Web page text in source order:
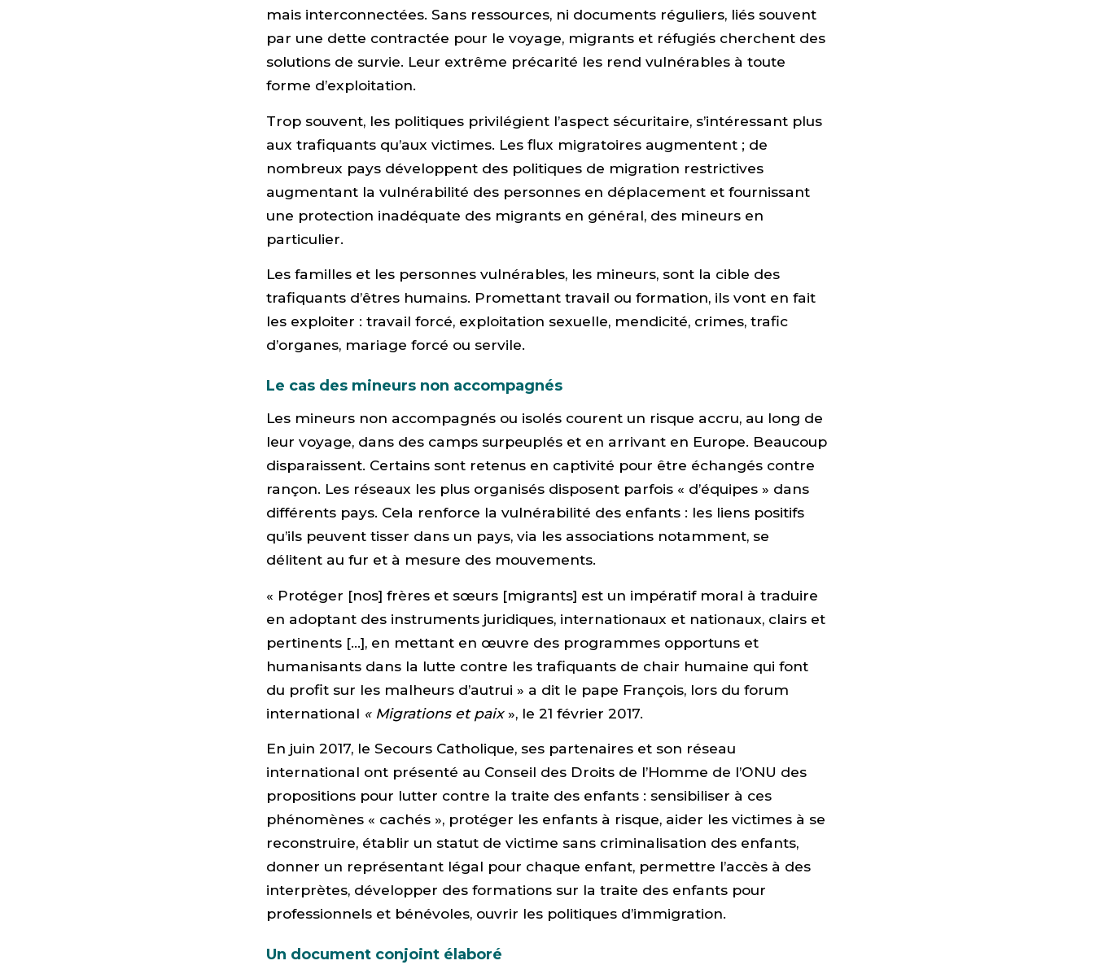
mais interconnectées. Sans ressources, ni documents réguliers, liés souvent
par une dette contractée pour le voyage, migrants et réfugiés cherchent des
solutions de survie. Leur extrême précarité les rend vulnérables à toute
forme d’exploitation.
Trop souvent, les politiques privilégient l’aspect sécuritaire, s’intéressant plus
aux trafiquants qu’aux victimes. Les flux migratoires augmentent ; de
nombreux pays développent des politiques de migration restrictives
augmentant la vulnérabilité des personnes en déplacement et fournissant
une protection inadéquate des migrants en général, des mineurs en
particulier.
Les familles et les personnes vulnérables, les mineurs, sont la cible des
trafiquants d’êtres humains. Promettant travail ou formation, ils vont en fait
les exploiter : travail forcé, exploitation sexuelle, mendicité, crimes, trafic
d’organes, mariage forcé ou servile.
Le cas des mineurs non accompagnés
Les mineurs non accompagnés ou isolés courent un risque accru, au long de
leur voyage, dans des camps surpeuplés et en arrivant en Europe. Beaucoup
disparaissent. Certains sont retenus en captivité pour être échangés contre
rançon. Les réseaux les plus organisés disposent parfois « d’équipes » dans
différents pays. Cela renforce la vulnérabilité des enfants : les liens positifs
qu’ils peuvent tisser dans un pays, via les associations notamment, se
délitent au fur et à mesure des mouvements.
« Protéger [nos] frères et sœurs [migrants] est un impératif moral à traduire
en adoptant des instruments juridiques, internationaux et nationaux, clairs et
pertinents […], en mettant en œuvre des programmes opportuns et
humanisants dans la lutte contre les trafiquants de chair humaine qui font
du profit sur les malheurs d’autrui » a dit le pape François, lors du forum
international « Migrations et paix», le 21 février 2017.
En juin 2017, le Secours Catholique, ses partenaires et son réseau
international ont présenté au Conseil des Droits de l’Homme de l’ONU des
propositions pour lutter contre la traite des enfants : sensibiliser à ces
phénomènes « cachés », protéger les enfants à risque, aider les victimes à se
reconstruire, établir un statut de victime sans criminalisation des enfants,
donner un représentant légal pour chaque enfant, permettre l’accès à des
interprètes, développer des formations sur la traite des enfants pour
professionnels et bénévoles, ouvrir les politiques d’immigration.
Un document conjoint élaboré